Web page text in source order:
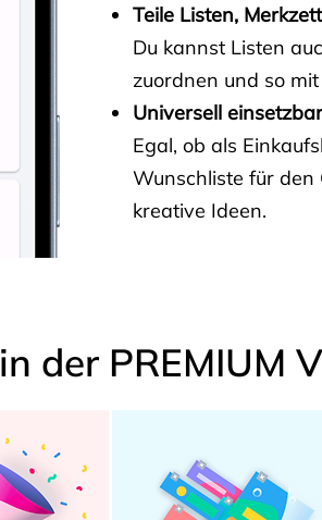
Teile Listen,
Du kannst Listen
zuordnen und so
Universell einsetzbar
Egal, ob als
Wunschliste für den
kreative Ideen.
der PREMIUM